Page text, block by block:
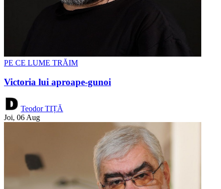
PE CE LUME TRĂIM
Victoria lui aproape-gunoi
Teodor TIȚĂ
Joi, 06 Aug